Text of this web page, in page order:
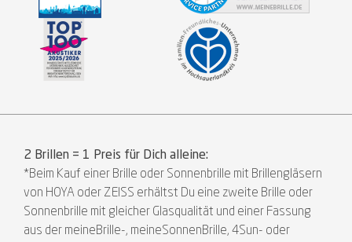
2 Brillen = 1 Preis für Dich alleine:
*Beim Kauf einer Brille oder Sonnenbrille mit Brillengläsern
von HOYA oder ZEISS erhältst Du eine zweite Brille oder
Sonnenbrille mit gleicher Glasqualität und einer Fassung
aus der meineBrille-, meineSonnenBrille, 4Sun- oder